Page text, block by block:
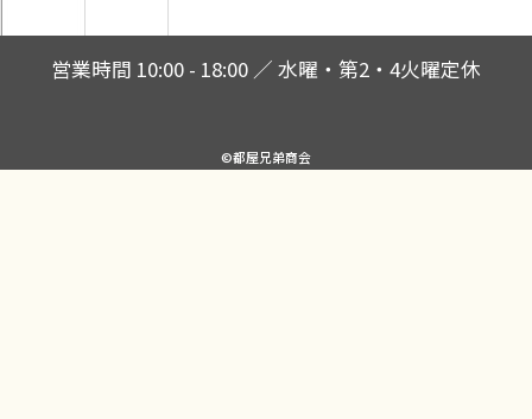
営業時間 10:00 - 18:00 ／ 水曜・第2・4火曜定休
©都屋兄弟商会